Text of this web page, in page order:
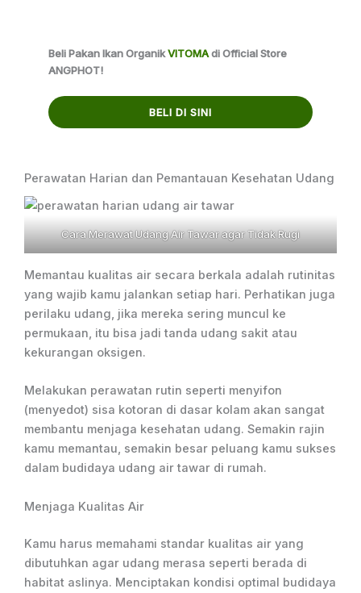
Beli Pakan Ikan OrganikVITOMAdi Official Store
ANGPHOT!
BELI DI SINI
Perawatan Harian dan Pemantauan Kesehatan Udang
Cara Merawat Udang Air Tawar agar Tidak Rugi
Memantau kualitas air secara berkala adalah rutinitas
yang wajib kamu jalankan setiap hari. Perhatikan juga
perilaku udang, jika mereka sering muncul ke
permukaan, itu bisa jadi tanda udang sakit atau
kekurangan oksigen.
Melakukan perawatan rutin seperti menyifon
(menyedot) sisa kotoran di dasar kolam akan sangat
membantu menjaga kesehatan udang. Semakin rajin
kamu memantau, semakin besar peluang kamu sukses
dalam budidaya udang air tawar di rumah.
Menjaga Kualitas Air
Kamu harus memahami standar kualitas air yang
dibutuhkan agar udang merasa seperti berada di
habitat aslinya. Menciptakan kondisi optimal budidaya